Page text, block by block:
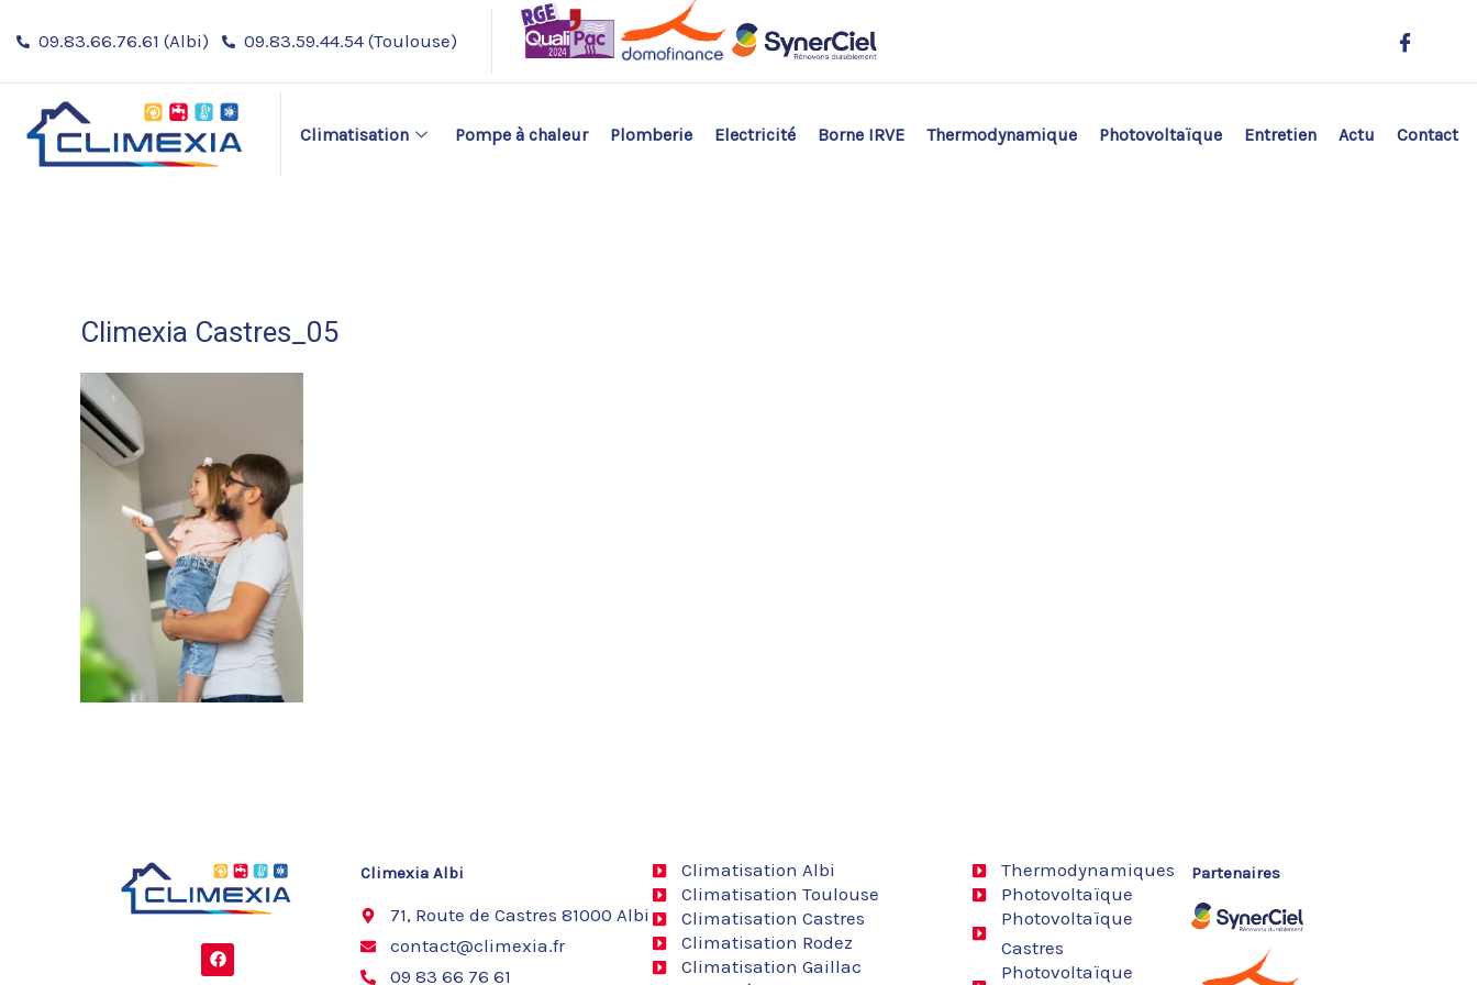
au
09.83.66.76.61 (Albi) 09.83.59.44.54 (Toulouse)
Climatisation Pompe à chaleur Plomberie Electricité Borne IRVE Thermodynamique Photovoltaïque Entretien Actu Contact
Climexia Castres_05
F
a
Climexia Albi
71, Route de Castres 81000 Albi
contact@climexia.fr
09 83 66 76 61
Climatisation Albi
Climatisation Toulouse
Climatisation Castres
Climatisation Rodez
Climatisation Gaillac
Thermodynamiques
Photovoltaïque
Photovoltaïque
Castres
Photovoltaïque
Partenaires